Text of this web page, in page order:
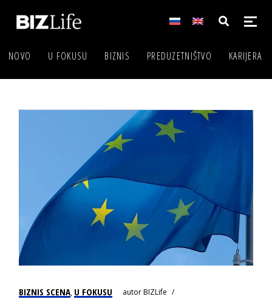
NOVO U FOKUSU BIZNIS PREDUZETNIŠTVO KARIJERA
BIZNIS SCENA, U FOKUSU autorBIZLife